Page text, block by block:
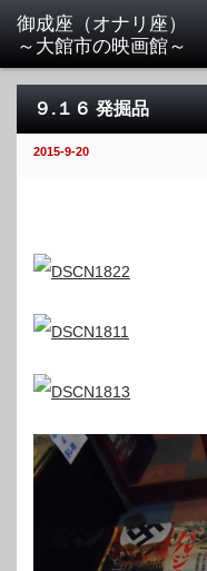
９.１６ 発掘品
2015-9-20